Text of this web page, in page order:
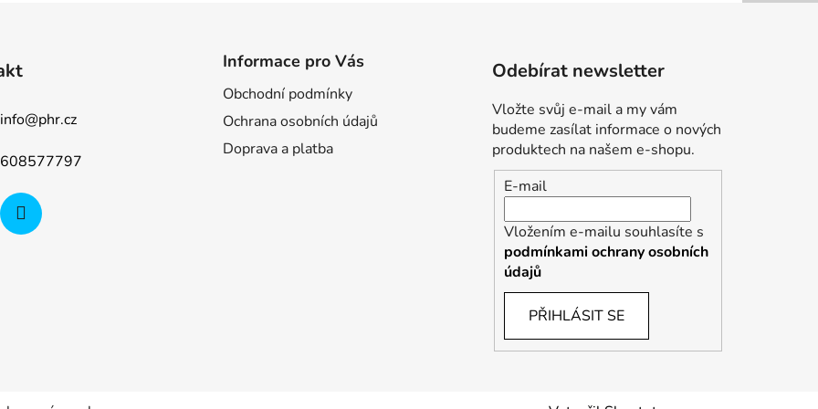
info@phr.cz
608577797
Informace pro Vás
Obchodní podmínky
Ochrana osobních údajů
Doprava a platba
Odebírat newsletter
Vložte svůj e-mail a my vám
budeme zasílat informace o nových
produktech na našem e-shopu.
E-mail
Vložením e-mailu souhlasíte s
podmínkami ochrany osobních
údajů
PŘIHLÁSIT SE